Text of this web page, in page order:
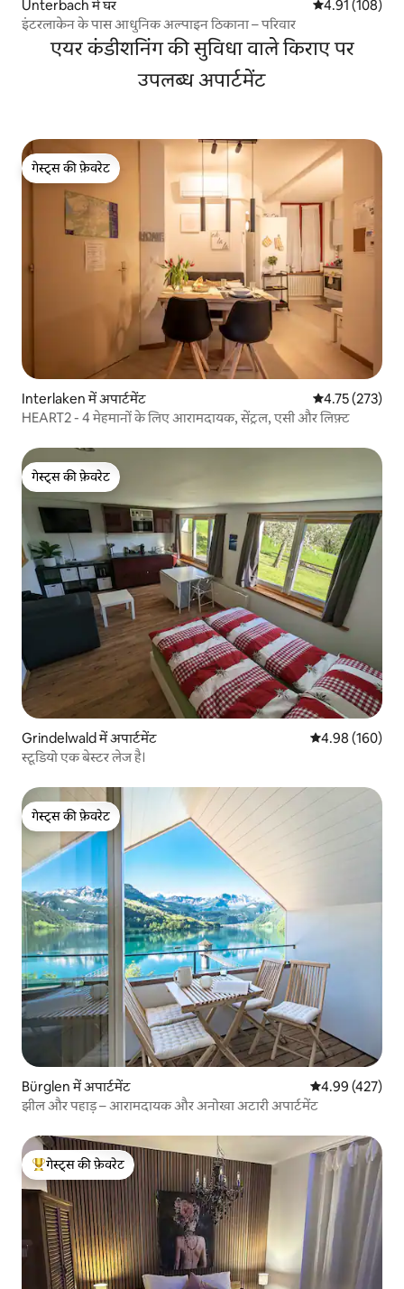
Unterbach में घर औसत रेटिंग 5 में से
4.91 (108)
इंटरलाकेन के पास आधुनिक अल्पाइन ठिकाना – परिवार
एयर कंडीशनिंग की सुविधा वाले किराए पर
उपलब्ध अपार्टमेंट
गेस्ट्स की फ़ेवरेट
गेस्ट्स की फ़ेवरेट
Interlaken में अपार्टमेंट औसत रेटिंग 5 में से
4.75 (273)
HEART2 - 4 मेहमानों के लिए आरामदायक, सेंट्रल, एसी और लिफ़्ट
गेस्ट्स की फ़ेवरेट
गेस्ट्स की फ़ेवरेट
Grindelwald में अपार्टमेंट औसत रेटिंग 5 में से
4.98 (160)
स्टूडियो एक बेस्टर लेज है।
गेस्ट्स की फ़ेवरेट
गेस्ट्स की फ़ेवरेट
Bürglen में अपार्टमेंट औसत रेटिंग 5 में से
4.99 (427)
झील और पहाड़ – आरामदायक और अनोखा अटारी अपार्टमेंट
गेस्ट्स का टॉप फ़ेवरेट
गेस्ट्स की फ़ेवरेट